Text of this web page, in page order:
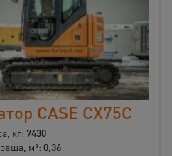
CASE CX75C
кг: 7430
м³: 0,36